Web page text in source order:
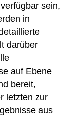
sein,
in
darüber
auf Ebene
bereit,
letzten zur
aus